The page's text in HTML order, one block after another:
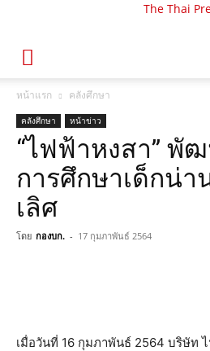
The Thai
หน้าแรก คลังศึกษา
คลังศึกษา หน้าข่าว
“ไฟฟ้าหงสา” พั
การศึกษาเด็กน่า
เลิศ
โดย กองบก. - 17 กุมภาพันธ์ 2564
เมื่อวันที่ 16 กุมภาพันธ์ 2564 บริษัท